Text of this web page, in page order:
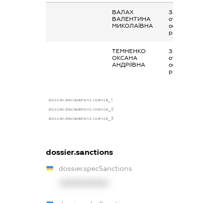
ВАЛАХ
ВАЛЕНТИНА
МИКОЛАЇВНА
Заробітна плата
отримана за
основним місцем
роботи
ТЕМНЕНКО
ОКСАНА
АНДРІЇВНА
Заробітна плата
отримана за
основним місцем
роботи
dossier.declarations.license_1
dossier.declarations.license_2
dossier.declarations.license_3
dossier.sanctions
dossier.specSanctions